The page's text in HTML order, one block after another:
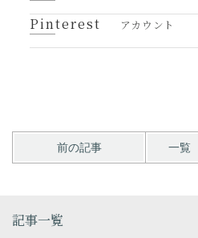
Pinterest アカウント
前の記事 一覧
記事一覧